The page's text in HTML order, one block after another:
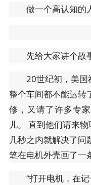
做一个高认知的
先给大家讲个故
20世纪初，美
整个车间都不能运转
修，又请了许多专
儿。 直到他们请来
几秒之内就解决了问
笔在电机外壳画了一
“打开电机，在